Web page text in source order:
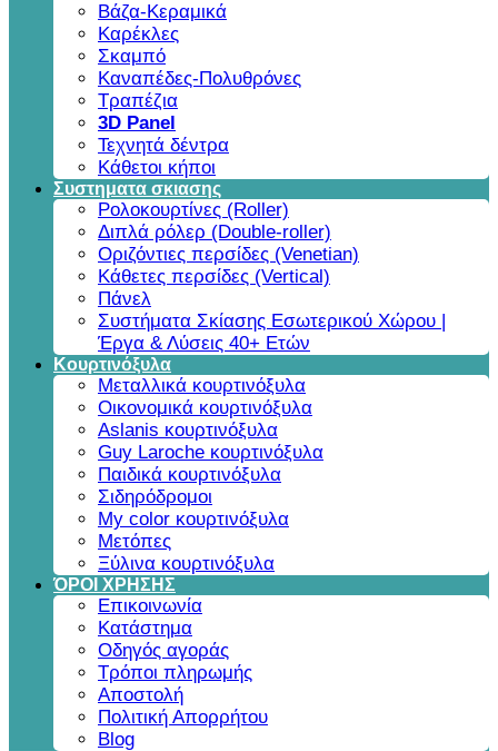
Βάζα-Κεραμικά
Καρέκλες
Σκαμπό
Καναπέδες-Πολυθρόνες
Τραπέζια
3D Panel
Τεχνητά δέντρα
Κάθετοι κήποι
Συστηματα σκιασης
Ρολοκουρτίνες (Roller)
Διπλά ρόλερ (Double-roller)
Οριζόντιες περσίδες (Venetian)
Κάθετες περσίδες (Vertical)
Πάνελ
Συστήματα Σκίασης Εσωτερικού Χώρου |
Έργα & Λύσεις 40+ Ετών
Κουρτινόξυλα
Μεταλλικά κουρτινόξυλα
Οικονομικά κουρτινόξυλα
Aslanis κουρτινόξυλα
Guy Laroche κουρτινόξυλα
Παιδικά κουρτινόξυλα
Σιδηρόδρομοι
My color κουρτινόξυλα
Μετόπες
Ξύλινα κουρτινόξυλα
ΌΡΟΙ ΧΡΗΣΗΣ
Επικοινωνία
Κατάστημα
Οδηγός αγοράς
Τρόποι πληρωμής
Αποστολή
Πολιτική Απορρήτου
Blog